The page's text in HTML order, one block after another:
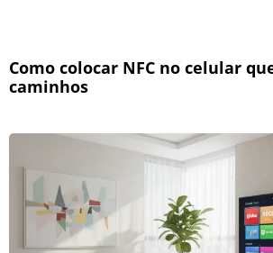
Como colocar NFC no celular
caminhos